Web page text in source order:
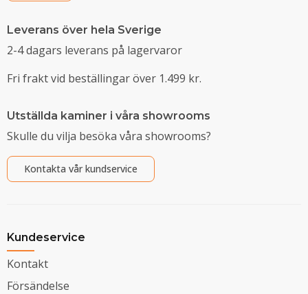
Leverans över hela Sverige
2-4 dagars leverans på lagervaror
Fri frakt vid beställingar över 1.499 kr.
Utställda kaminer i våra showrooms
Skulle du vilja besöka våra showrooms?
Kontakta vår kundservice
Kundeservice
Kontakt
Försändelse